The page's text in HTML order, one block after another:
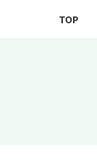
TOP